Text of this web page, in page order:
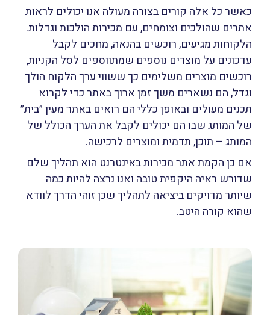
כאשר כל אלה קורים בצורה מעולה אנו יכולים לראות
אתרים שהולכים וצומחים, עם מכירות הולכות וגדלות.
הלקוחות מגיעים, רוכשים בהנאה, מחכים לקבל
עדכונים על מוצרים נוספים שמתווספים לסל הקניות,
רוכשים מוצרים משלימים כך ששווי ערך הלקוח הולך
וגדל, הם נשארים משך זמן ארוך באתר כדי לקרוא
תכנים מעולים ובאופן כללי הם רואים באתר מעין ״בית״
של המותג שבו הם יכולים לקבל את הערך הכולל של
המותג – תוכן, תדמית ומוצרים לרכישה.
אם כן הקמת אתר מכירות באינטרנט הוא תהליך שלם
שדורש ראיה היקפית טובה ואנו נרצה להיות כמה
שיותר מדויקים ביציאה לתהליך שכן זוהי הדרך לוודא
שהוא קורה היטב.